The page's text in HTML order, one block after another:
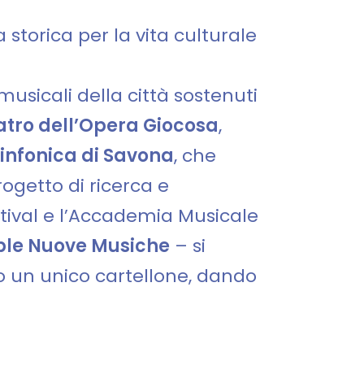
storica per la vita culturale
della città sostenuti
dell’Opera Giocosa,
di Savona, che
di ricerca e
e l’Accademia Musicale
Nuove Musiche – si
unico cartellone, dando